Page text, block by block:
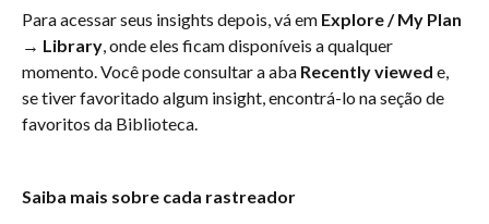
Para acessar seus insights depois, vá em Explore / My Plan
→ Library , onde eles ficam disponíveis a qualquer
momento. Você pode consultar a aba Recently viewed e,
se tiver favoritado algum insight, encontrá-lo na seção de
favoritos da Biblioteca.
Saiba mais sobre cada rastreador